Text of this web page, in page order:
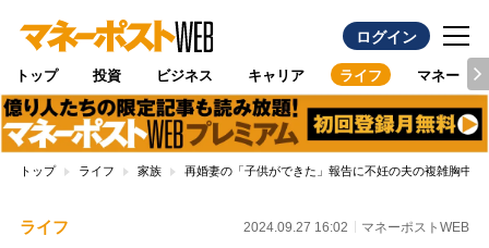
ログイン
トップ 投資 ビジネス キャリア ライフ マネー
トップ ライフ 家族 再婚妻の「子供ができた」報告に不妊の夫の複雑胸中
ライフ 2024.09.27 16:02 マネーポストWEB